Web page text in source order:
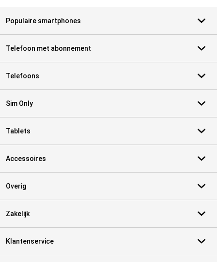
Populaire smartphones
Telefoon met abonnement
Telefoons
Sim Only
Tablets
Accessoires
Overig
Zakelijk
Klantenservice